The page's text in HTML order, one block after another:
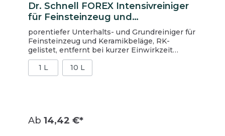
Dr. Schnell FOREX Intensivreiniger
für Feinsteinzeug und
Keramikbeläge, 1 L Flasche
porentiefer Unterhalts- und Grundreiniger für
Feinsteinzeug und Keramikbeläge, RK-
gelistet, entfernt bei kurzer Einwirkzeit
selbst starke Verschmutzungen, für die
tägliche Unterhaltsreinigung und zur
Grundreinigung, besonders für raue und
1 L 10 L
Ab 14,42 €*